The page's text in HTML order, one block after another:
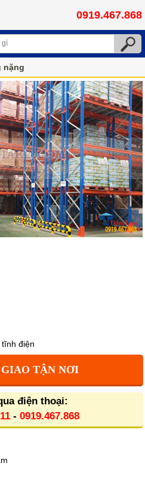
0919.467.868
nặng
điện
TẬN NƠI
điện thoại:
- 0919.467.868